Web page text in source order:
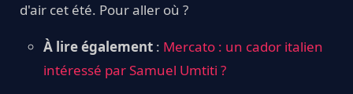
d'air cet été. Pour aller où ?
À lire également : Mercato : un cador italien
intéressé par Samuel Umtiti ?